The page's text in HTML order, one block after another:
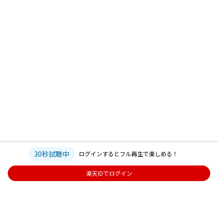
30秒試聴中 ログインするとフル再生で楽しめる！
楽天IDでログイン